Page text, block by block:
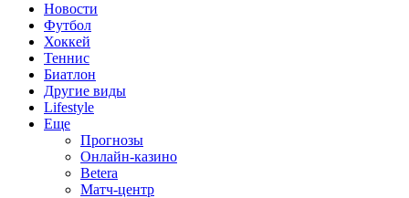
Новости
Футбол
Хоккей
Теннис
Биатлон
Другие виды
Lifestyle
Еще
Прогнозы
Онлайн-казино
Betera
Матч-центр